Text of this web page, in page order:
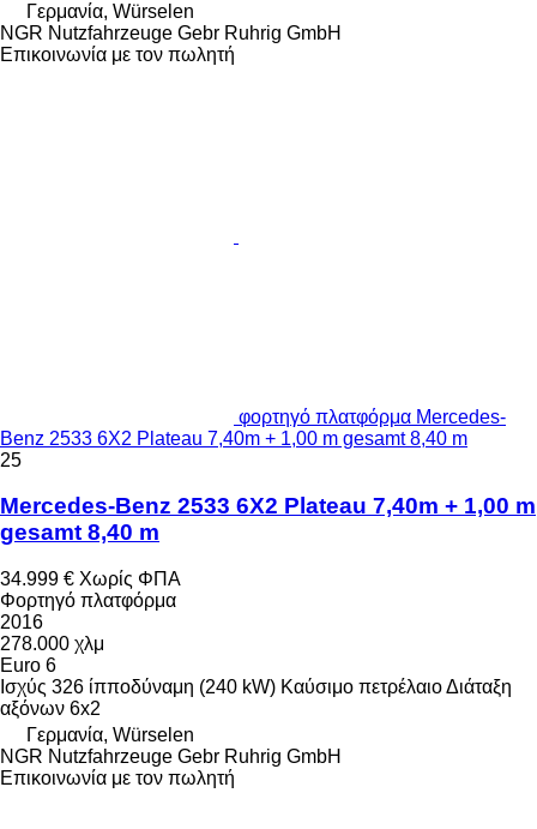
Γερμανία, Würselen
NGR Nutzfahrzeuge Gebr Ruhrig GmbH
Επικοινωνία με τον πωλητή
φορτηγό πλατφόρμα Mercedes-
Benz 2533 6X2 Plateau 7,40m + 1,00 m gesamt 8,40 m
25
Mercedes-Benz 2533 6X2 Plateau 7,40m + 1,00 m
gesamt 8,40 m
34.999 € Χωρίς ΦΠΑ
Φορτηγό πλατφόρμα
2016
278.000 χλμ
Euro 6
Ισχύς 326 ίπποδύναμη (240 kW) Καύσιμο πετρέλαιοΔιάταξη
αξόνων 6x2
Γερμανία, Würselen
NGR Nutzfahrzeuge Gebr Ruhrig GmbH
Επικοινωνία με τον πωλητή